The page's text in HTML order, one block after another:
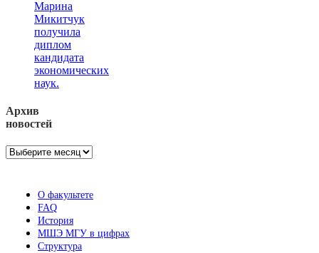
Марина
Микитчук
получила
диплом
кандидата
экономических
наук.
Архив
новостей
Архив
О факультете
FAQ
История
МШЭ МГУ в цифрах
Структура